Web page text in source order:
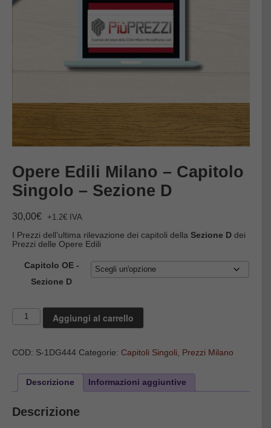
Opere Edili Milano – Capitolo
Singolo – Sezione D
30,00€ +1.2€ IVA
I Prezzi dell’ultima rilevazione dei capitoli della Sezione D dei
Prezzi delle Opere Edili
Capitolo OE -
Sezione D
Opere
Edili
Milano
Singolo
Sezione
quantità
Aggiungi al carrello
COD: S-1DG444 Categorie: Capitoli Singoli Prezzi Milano
Descrizione Informazioni aggiuntive
Descrizione